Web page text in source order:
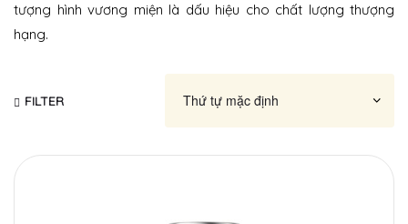
tượng hình vương miện là dấu hiệu cho chất lượng thượng
hạng.
FILTER